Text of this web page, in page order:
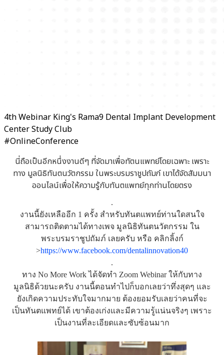
4th Webinar King's Rama9 Dental Implant Development
Center Study Club
#OnlineConference
นี่ถือเป็นอีกหนึ่งงานดีๆ ที่จัดมาเพื่อทัตนแพทย์โดยเฉพาะ เพราะ
ทาง มูลนิธิทันตนวัตกรรม ในพระบรมราชูปถัมภ์ เขาได้จัดสัมมนา
ออนไลน์เพื่อให้ความรู้กับทันตแพทย์ทุกท่านโดยตรง
.
งานนี้ยังเหลืออีก 1 ครั้ง สำหรับทันตแพทย์ท่านใดสนใจ
สามารถติดตามได้ทางเพจ มูลนิธิทันตนวัตกรรม ใน
พระบรมราชูปถัมภ์ เลยครับ หรือ คลิกลิ้งก์
>https://www.facebook.com/dentalinnovation40
.
ทาง No More Work ได้จัดทำ Zoom Webinar ให้กับทาง
มูลนิธิด้วยนะครับ งานนี้ตอนทำไปก็บอกเลยว่าทึ่งสุดๆ และ
ยังเกิดความประทับใจมากมาย ต้องยอมรับเลยว่าคนที่จะ
เป็นทันตแพทย์ได้ เขาต้องเก่งและมีความรู้แน่นจริงๆ เพราะ
เป็นงานที่ละเอียดและซับซ้อนมาก